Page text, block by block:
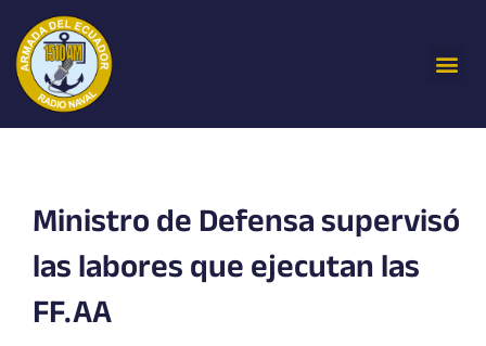
contenido
Ministro de Defensa supervisó
las labores que ejecutan las
FF.AA